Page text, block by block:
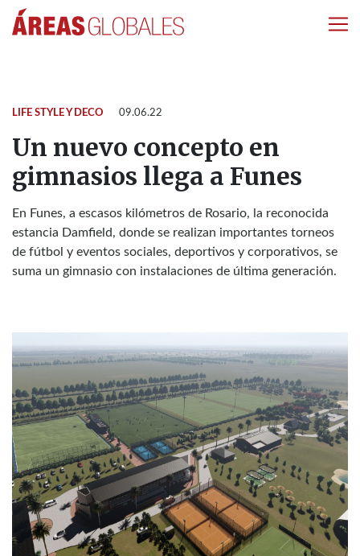
LIFE STYLE Y DECO 09.06.22
Un nuevo concepto en
gimnasios llega a Funes
En Funes, a escasos kilómetros de Rosario, la reconocida
estancia Damfield, donde se realizan importantes torneos
de fútbol y eventos sociales, deportivos y corporativos, se
suma un gimnasio con instalaciones de última generación.